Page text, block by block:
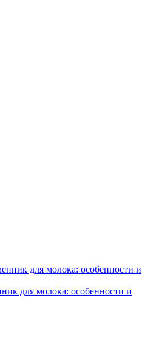
для молока: особенности и